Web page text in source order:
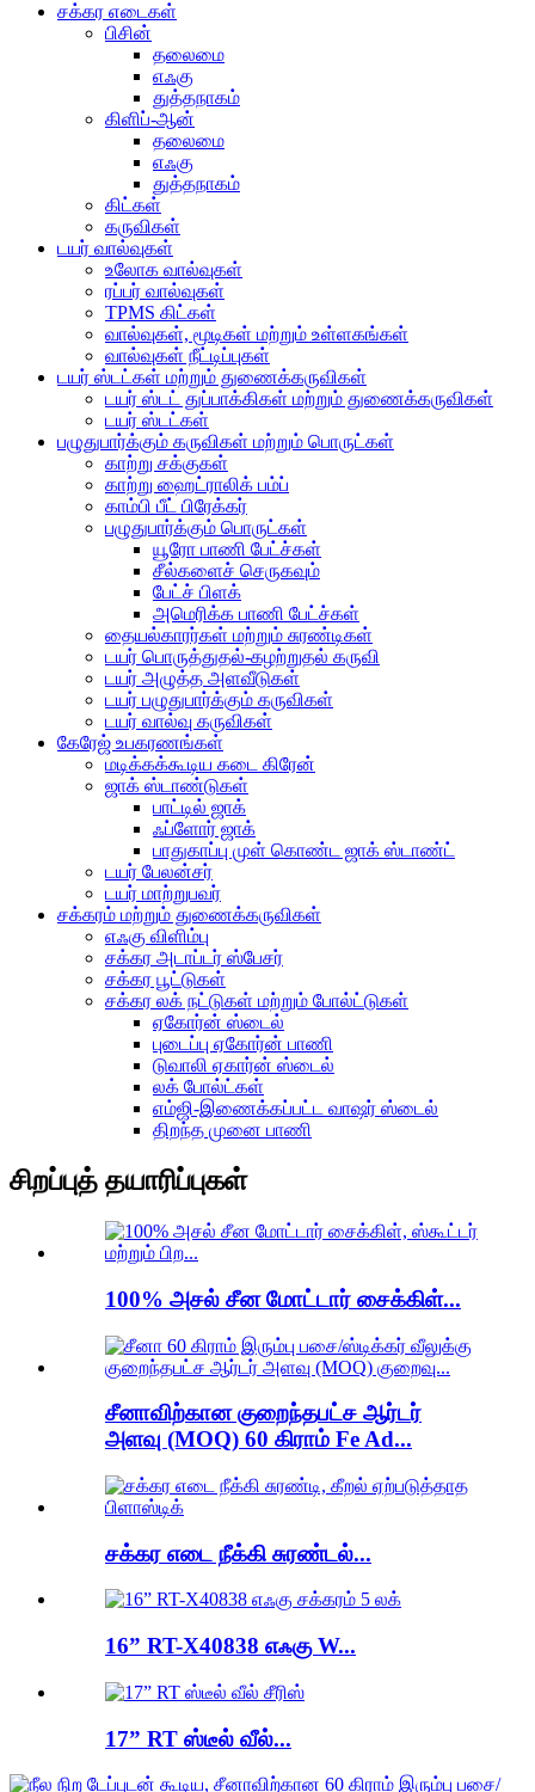
சக்கர எடைகள்
பிசின்
தலைமை
எஃகு
துத்தநாகம்
கிளிப்-ஆன்
தலைமை
எஃகு
துத்தநாகம்
கிட்கள்
கருவிகள்
டயர் வால்வுகள்
உலோக வால்வுகள்
ரப்பர் வால்வுகள்
TPMS கிட்கள்
வால்வுகள், மூடிகள் மற்றும் உள்ளகங்கள்
வால்வுகள் நீட்டிப்புகள்
டயர் ஸ்டட்கள் மற்றும் துணைக்கருவிகள்
டயர் ஸ்டட் துப்பாக்கிகள் மற்றும் துணைக்கருவிகள்
டயர் ஸ்டட்கள்
பழுதுபார்க்கும் கருவிகள் மற்றும் பொருட்கள்
காற்று சக்குகள்
காற்று ஹைட்ராலிக் பம்ப்
காம்பி பீட் பிரேக்கர்
பழுதுபார்க்கும் பொருட்கள்
யூரோ பாணி பேட்ச்கள்
சீல்களைச் செருகவும்
பேட்ச் பிளக்
அமெரிக்க பாணி பேட்ச்கள்
தையல்காரர்கள் மற்றும் சுரண்டிகள்
டயர் பொருத்துதல்-கழற்றுதல் கருவி
டயர் அழுத்த அளவீடுகள்
டயர் பழுதுபார்க்கும் கருவிகள்
டயர் வால்வு கருவிகள்
கேரேஜ் உபகரணங்கள்
மடிக்கக்கூடிய கடை கிரேன்
ஜாக் ஸ்டாண்டுகள்
பாட்டில் ஜாக்
ஃப்ளோர் ஜாக்
பாதுகாப்பு முள் கொண்ட ஜாக் ஸ்டாண்ட்
டயர் பேலன்சர்
டயர் மாற்றுபவர்
சக்கரம் மற்றும் துணைக்கருவிகள்
எஃகு விளிம்பு
சக்கர அடாப்டர் ஸ்பேசர்
சக்கர பூட்டுகள்
சக்கர லக் நட்டுகள் மற்றும் போல்ட்டுகள்
ஏகோர்ன் ஸ்டைல்
புடைப்பு ஏகோர்ன் பாணி
டுவாலி ஏகார்ன் ஸ்டைல்
லக் போல்ட்கள்
எம்ஜி-இணைக்கப்பட்ட வாஷர் ஸ்டைல்
திறந்த முனை பாணி
சிறப்புத் தயாரிப்புகள்
100% அசல் சீன மோட்டார் சைக்கிள்...
சீனாவிற்கான குறைந்தபட்ச ஆர்டர்
அளவு (MOQ) 60 கிராம் Fe Ad...
சக்கர எடை நீக்கி சுரண்டல்...
16” RT-X40838 எஃகு W...
17” RT ஸ்டீல் வீல்...